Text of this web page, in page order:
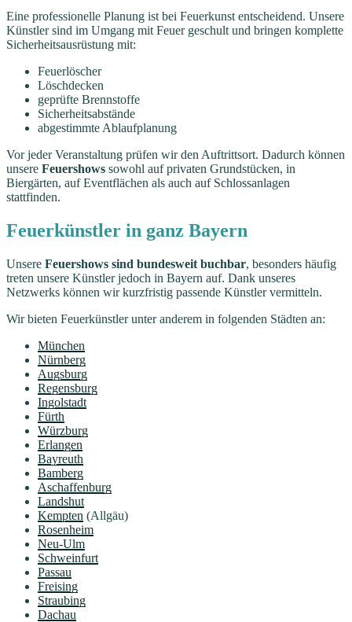
Eine professionelle Planung ist bei Feuerkunst entscheidend. Unsere
Künstler sind im Umgang mit Feuer geschult und bringen komplette
Sicherheitsausrüstung mit:
Feuerlöscher
Löschdecken
geprüfte Brennstoffe
Sicherheitsabstände
abgestimmte Ablaufplanung
Vor jeder Veranstaltung prüfen wir den Auftrittsort. Dadurch können
unsere Feuershows sowohl auf privaten Grundstücken, in
Biergärten, auf Eventflächen als auch auf Schlossanlagen
stattfinden.
Feuerkünstler in ganz Bayern
Unsere Feuershows sind bundesweit buchbar, besonders häufig
treten unsere Künstler jedoch in Bayern auf. Dank unseres
Netzwerks können wir kurzfristig passende Künstler vermitteln.
Wir bieten Feuerkünstler unter anderem in folgenden Städten an:
München
Nürnberg
Augsburg
Regensburg
Ingolstadt
Fürth
Würzburg
Erlangen
Bayreuth
Bamberg
Aschaffenburg
Landshut
Kempten (Allgäu)
Rosenheim
Neu-Ulm
Schweinfurt
Passau
Freising
Straubing
Dachau